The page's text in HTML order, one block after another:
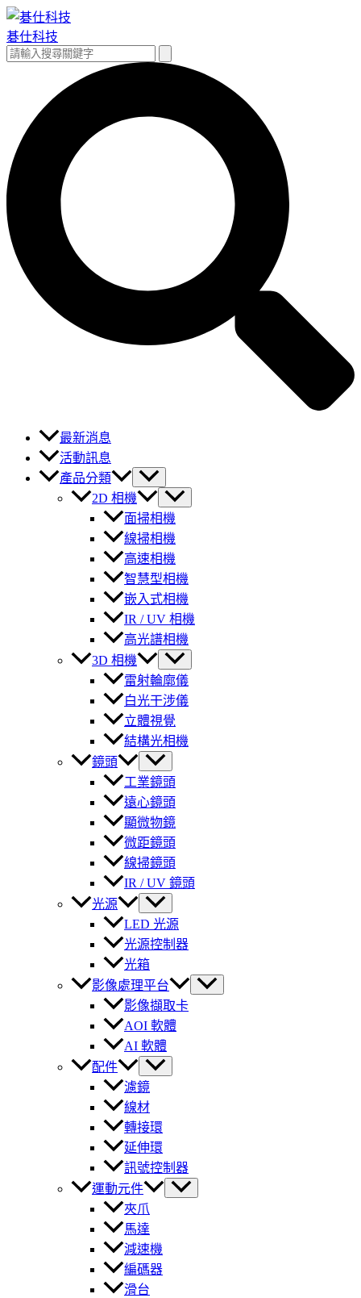
跳
至
主
碁仕科技
搜
最新消息
活動訊息
產品分類
2D 相機
面掃相機
線掃相機
高速相機
智慧型相機
嵌入式相機
IR / UV 相機
高光譜相機
3D 相機
雷射輪廓儀
白光干涉儀
立體視覺
結構光相機
鏡頭
工業鏡頭
遠心鏡頭
顯微物鏡
微距鏡頭
線掃鏡頭
IR / UV 鏡頭
光源
LED 光源
光源控制器
光箱
影像處理平台
影像擷取卡
AOI 軟體
AI 軟體
配件
濾鏡
線材
轉接環
延伸環
訊號控制器
運動元件
夾爪
馬達
減速機
編碼器
滑台